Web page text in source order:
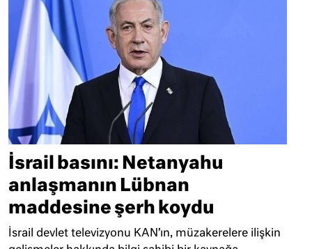
İsrail basını: Netanyahu
anlaşmanın Lübnan
maddesine şerh koydu
İsrail devlet televizyonu KAN’ın, müzakerelere ilişkin